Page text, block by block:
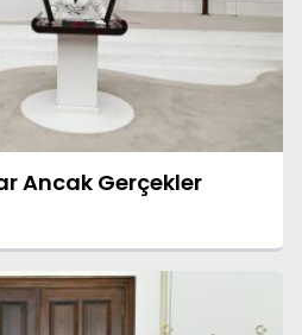
Ancak Gerçekler